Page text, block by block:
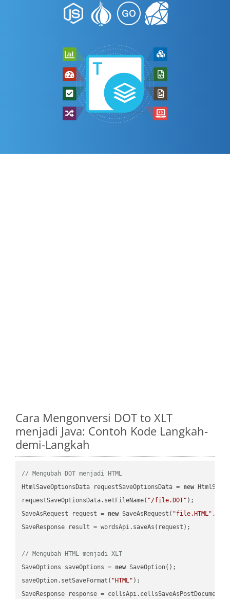
Cara Mengonversi DOT to XLT
menjadi Java: Contoh Kode Langkah-
demi-Langkah
// Mengubah DOT menjadi HTML
HtmlSaveOptionsData requestSaveOptionsData = new
requestSaveOptionsData.setFileName( "/file.DOT" );
SaveAsRequest request = new SaveAsRequest( "file.HTML"
SaveResponse result = wordsApi.saveAs(request);
// Mengubah HTML menjadi XLT
SaveOptions saveOptions = new SaveOption();
saveOption.setSaveFormat( "HTML" );
SaveResponse response =